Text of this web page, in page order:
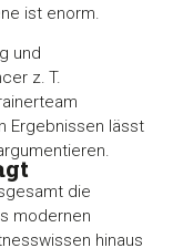
ist enorm.
und
z. T.
Ergebnissen lässt
die
modernen
hinaus